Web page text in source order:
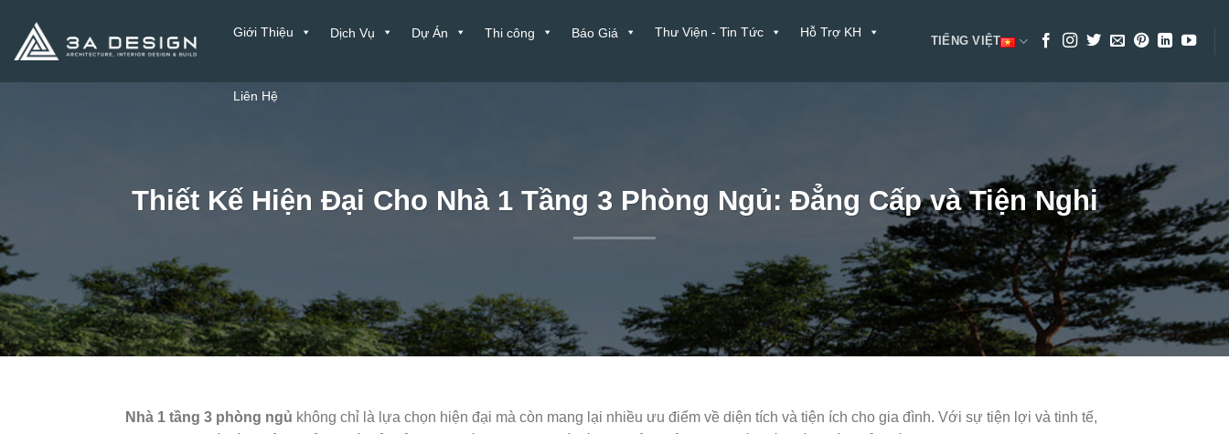
nội
dung
Giới Thiệu Dịch Vụ Dự Án Thi công Báo Giá Thư Viện - Tin Tức Hỗ Trợ KH
Liên Hệ
TIẾNG VIỆT
Thiết Kế Hiện Đại Cho Nhà 1 Tầng 3 Phòng Ngủ: Đẳng Cấp và Tiện Nghi
Nhà 1 tầng 3 phòng ngủ không chỉ là lựa chọn hiện đại mà còn mang lại nhiều ưu điểm về diện tích và tiện ích cho gia đình. Với sự tiện lợi và tinh tế,